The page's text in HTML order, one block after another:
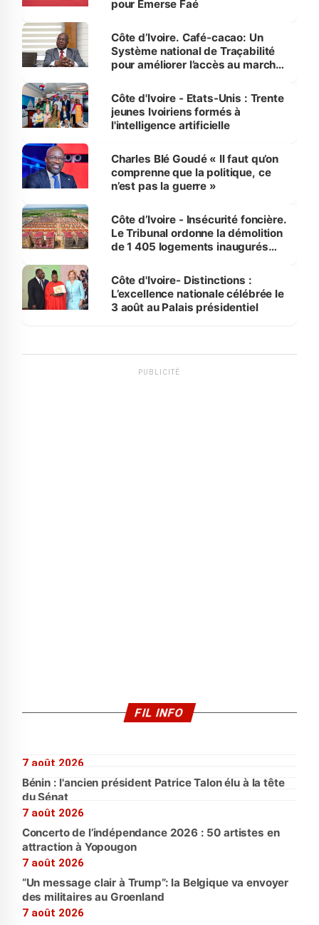
pour Emerse Faé
Côte d’Ivoire. Café-cacao: Un
Système national de Traçabilité
pour améliorer l’accès au marché
Côte d'Ivoire - Etats-Unis : Trente
jeunes Ivoiriens formés à
l'intelligence artificielle
Charles Blé Goudé « Il faut qu’on
comprenne que la politique, ce
n’est pas la guerre »
Côte d’Ivoire - Insécurité foncière.
Le Tribunal ordonne la démolition
de 1 405 logements inaugurés
Bassam
Côte d'Ivoire- Distinctions :
L’excellence nationale célébrée le
3 août au Palais présidentiel
PUBLICITÉ
FIL INFO
7 août 2026
Bénin : l'ancien président Patrice Talon élu à la tête
du Sénat
7 août 2026
Concerto de l’indépendance 2026 : 50 artistes en
attraction à Yopougon
7 août 2026
“Un message clair à Trump”: la Belgique va envoyer
des militaires au Groenland
7 août 2026